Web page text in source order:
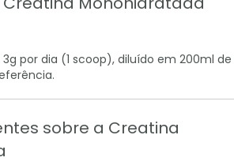
por dia (1 scoop), diluído em 200ml de
sobre a Creatina